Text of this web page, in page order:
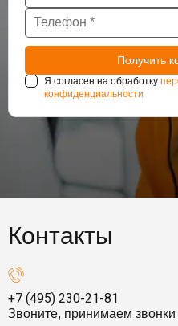
Я согласен на обработку
конфиденциальности
Контакты
+7 (495) 230-21-81
Звоните, принимаем звонки